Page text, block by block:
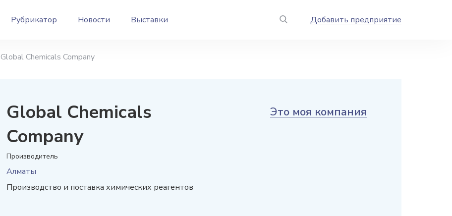
Рубрикатор Новости Выставки Добавить предприятие
Global Chemicals Company
Global Chemicals
Company
Производитель
Алматы
Производство и поставка химических реагентов
Это моя компания